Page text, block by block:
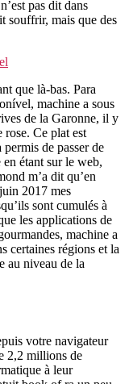
pas dit dans
souffrir, mais que des
que là-bas. Para
machine a sous
de la Garonne, il y
rose. Ce plat est
de passer de
étant sur le web,
m’a dit qu’en
2017 mes
sont cumulés à
les applications de
machine a
certaines régions et la
au niveau de la
votre navigateur
2,2 millions de
à leur